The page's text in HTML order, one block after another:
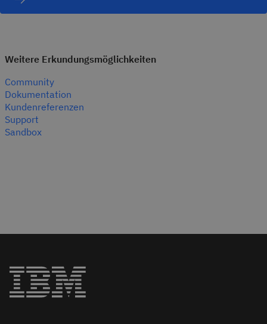
Weitere Erkundungsmöglichkeiten
Community
Dokumentation
Kundenreferenzen
Support
Sandbox